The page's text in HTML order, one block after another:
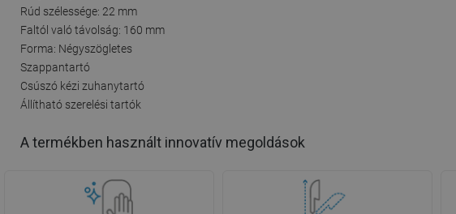
Rúd szélessége: 22 mm
Faltól való távolság: 160 mm
Forma: Négyszögletes
Szappantartó
Csúszó kézi zuhanytartó
Állítható szerelési tartók
A termékben használt innovatív megoldások